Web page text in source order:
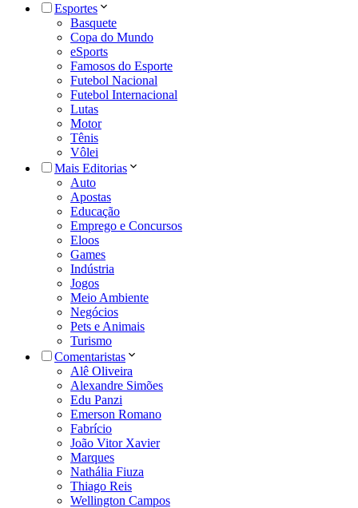
Esportes
Basquete
Copa do Mundo
eSports
Famosos do Esporte
Futebol Nacional
Futebol Internacional
Lutas
Motor
Tênis
Vôlei
Mais Editorias
Auto
Apostas
Educação
Emprego e Concursos
Eloos
Games
Indústria
Jogos
Meio Ambiente
Negócios
Pets e Animais
Turismo
Comentaristas
Alê Oliveira
Alexandre Simões
Edu Panzi
Emerson Romano
Fabrício
João Vitor Xavier
Marques
Nathália Fiuza
Thiago Reis
Wellington Campos